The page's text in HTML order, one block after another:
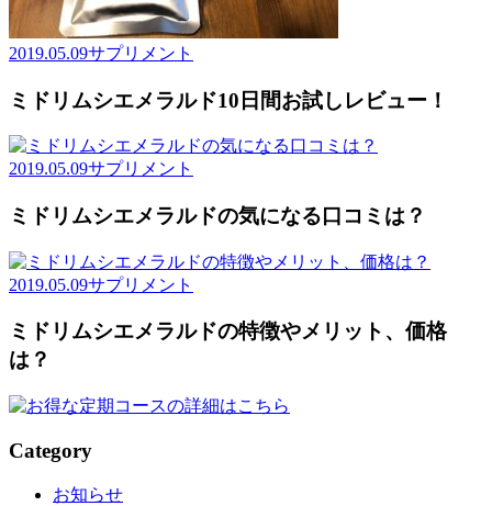
2019.05.09サプリメント
ミドリムシエメラルド10日間お試しレビュー！
2019.05.09サプリメント
ミドリムシエメラルドの気になる口コミは？
2019.05.09サプリメント
ミドリムシエメラルドの特徴やメリット、価格
は？
Category
お知らせ